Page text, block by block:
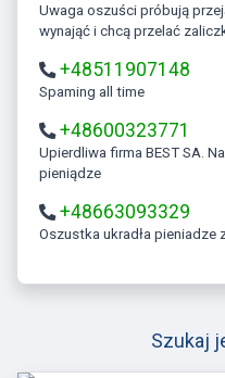
Uwaga oszuści próbują przejąć konta bankowe. Chcą coś kupić
wynająć i chcą przelać
+48511907148
Spaming all time
+48600323771
Upierdliwa firma BEST SA. Nagabująca i próbująca wyłudzać
pieniądze
+48663093329
Oszustka ukradła
Szukaj